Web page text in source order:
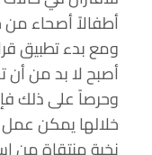
أطفالاً أصحاء من
ومع بدء تطبيق
أصبح لا بد من أن
وحرصاً على ذلك
خلالها يمكن